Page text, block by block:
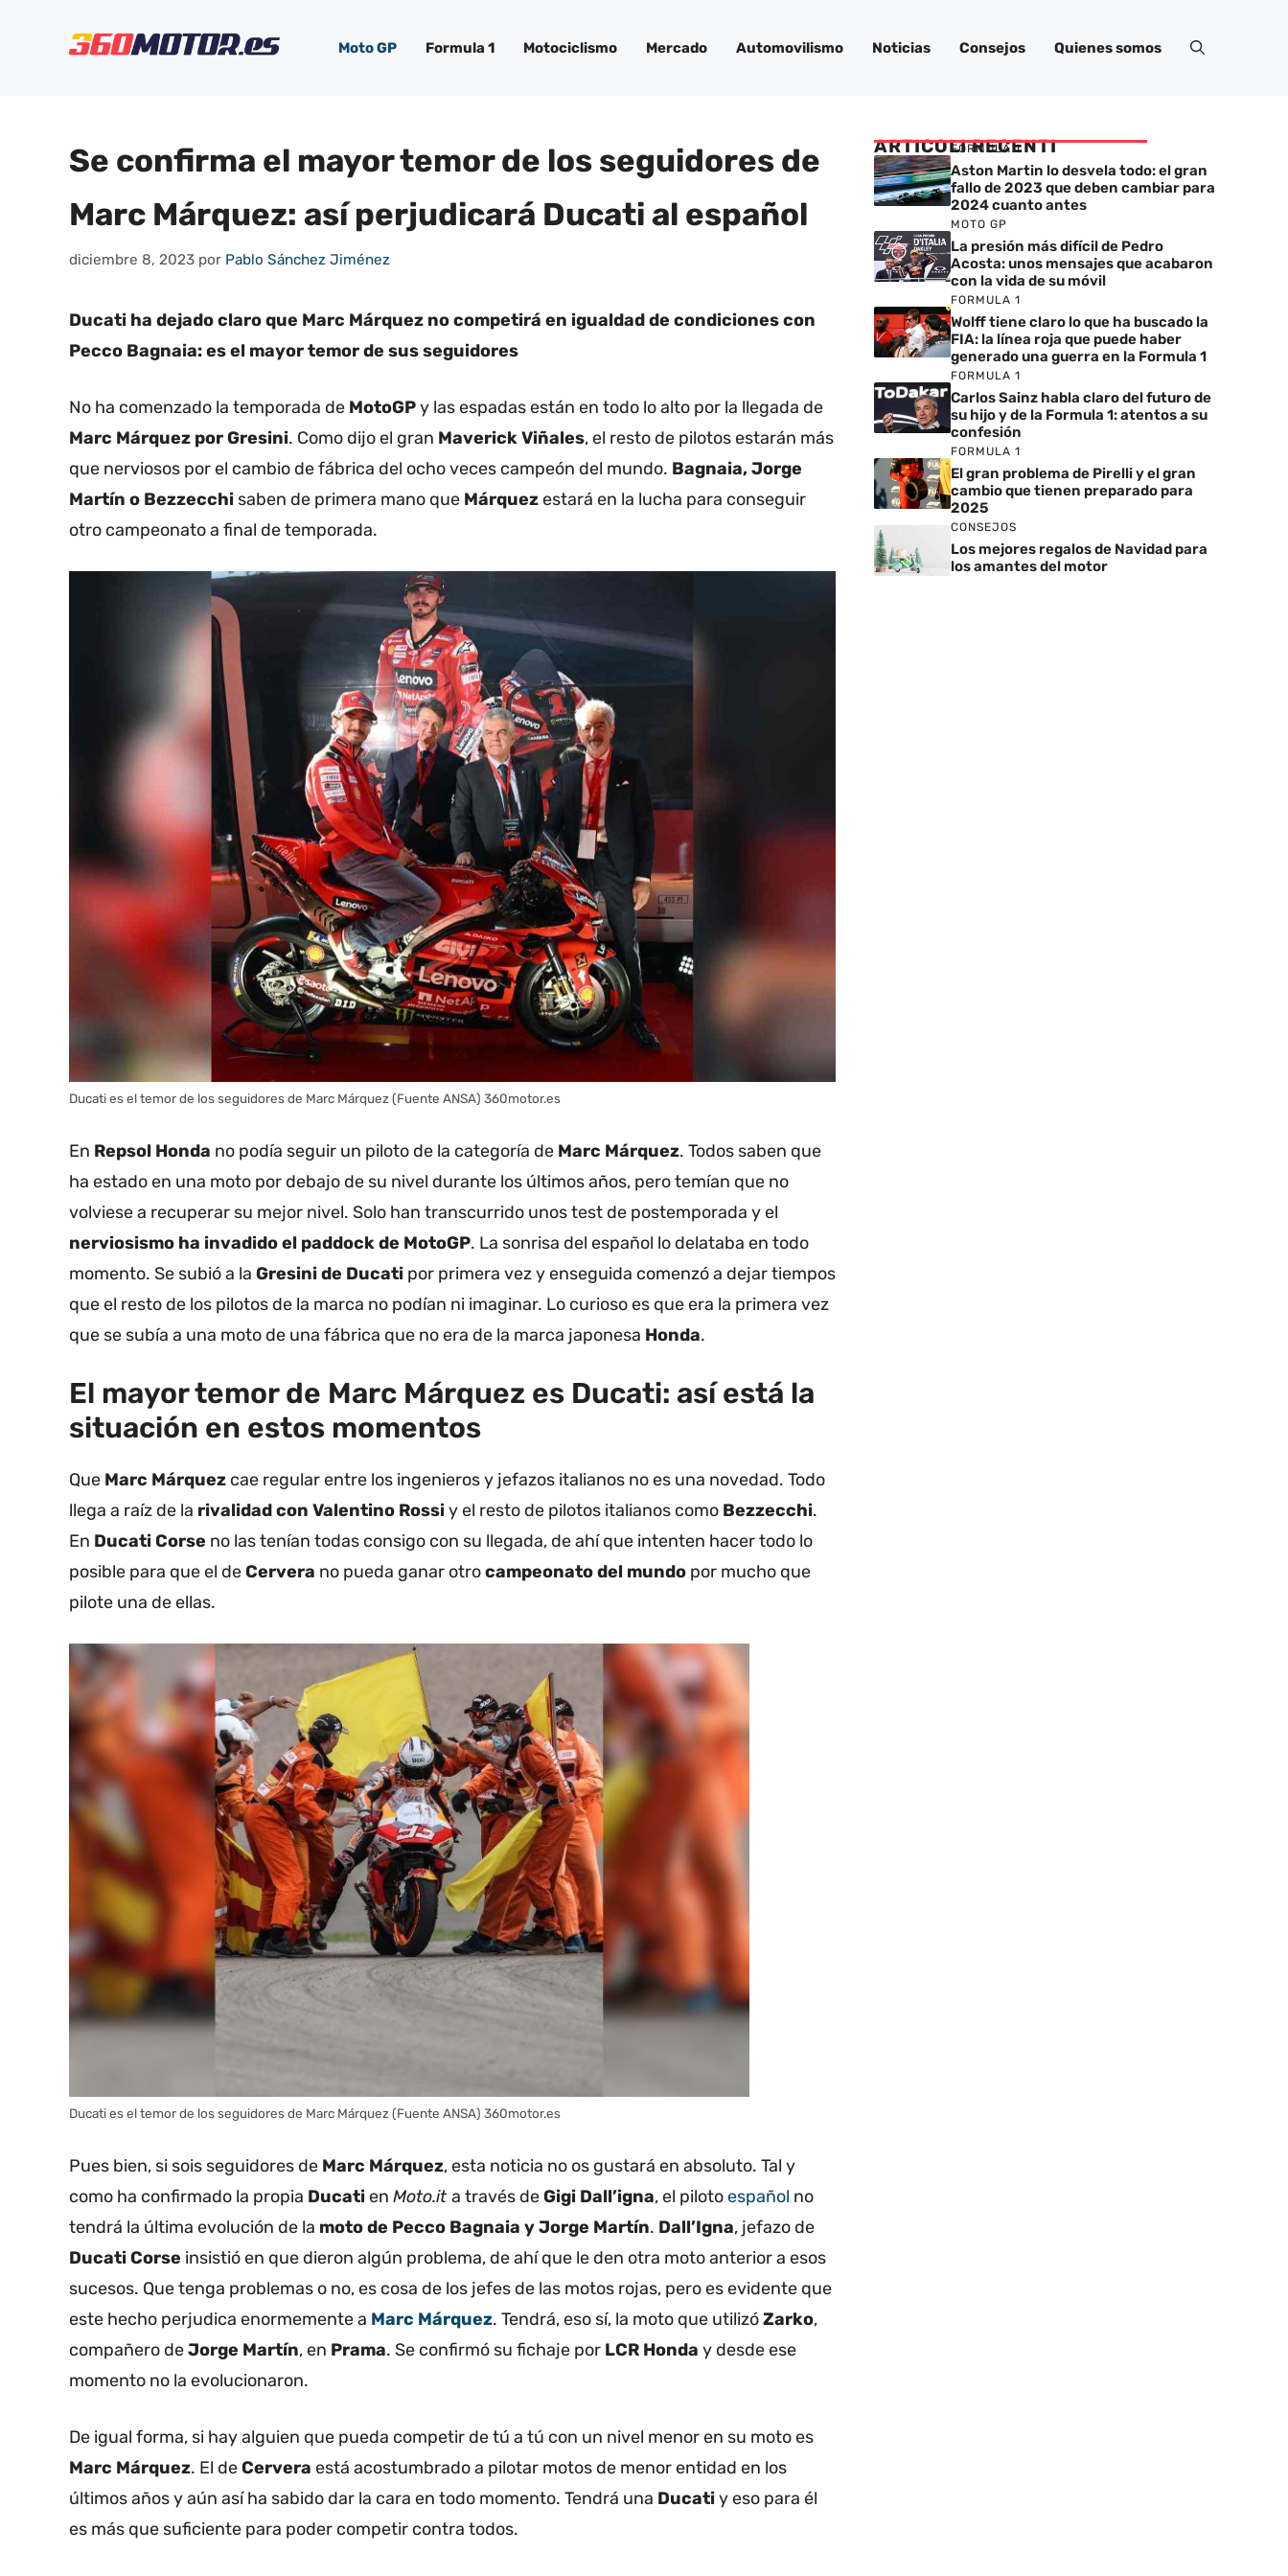
Moto GP Formula 1 Motociclismo Mercado Automovilismo Noticias Consejos Quienes somos
Se confirma el mayor temor de los seguidores de
Marc Márquez: así perjudicará Ducati al español
diciembre 8, 2023 por Pablo Sánchez Jiménez
Ducati ha dejado claro que Marc Márquez no competirá en igualdad de condiciones con
Pecco Bagnaia: es el mayor temor de sus seguidores
No ha comenzado la temporada de MotoGPy las espadas están en todo lo alto por la llegada de
Marc Márquez por Gresini. Como dijo el gran Maverick Viñales, el resto de pilotos estarán más
que nerviosos por el cambio de fábrica del ocho veces campeón del mundo. Bagnaia, Jorge
Martín o Bezzecchi saben de primera mano que Márquezestará en la lucha para conseguir
otro campeonato a final de temporada.
Ducati es el temor de los seguidores de Marc Márquez (Fuente ANSA) 360motor.es
En Repsol Honda no podía seguir un piloto de la categoría de Marc Márquez. Todos saben que
ha estado en una moto por debajo de su nivel durante los últimos años, pero temían que no
volviese a recuperar su mejor nivel. Solo han transcurrido unos test de postemporada y el
nerviosismo ha invadido el paddock de MotoGP. La sonrisa del español lo delataba en todo
momento. Se subió a la Gresini de Ducati por primera vez y enseguida comenzó a dejar tiempos
que el resto de los pilotos de la marca no podían ni imaginar. Lo curioso es que era la primera vez
que se subía a una moto de una fábrica que no era de la marca japonesa Honda.
El mayor temor de Marc Márquez es Ducati: así está la
situación en estos momentos
Que Marc Márquez cae regular entre los ingenieros y jefazos italianos no es una novedad. Todo
llega a raíz de la rivalidad con Valentino Rossi y el resto de pilotos italianos como Bezzecchi.
En Ducati Corse no las tenían todas consigo con su llegada, de ahí que intenten hacer todo lo
posible para que el deCervera no pueda ganar otrocampeonato del mundo por mucho que
pilote una de ellas.
Ducati es el temor de los seguidores de Marc Márquez (Fuente ANSA) 360motor.es
Pues bien, si sois seguidores de Marc Márquez, esta noticia no os gustará en absoluto. Tal y
como ha confirmado la propia Ducati en Moto.it a través deGigi Dall’igna, el pilotoespañol no
tendrá la última evolución de la moto de Pecco Bagnaia y Jorge Martín. Dall’Igna, jefazo de
Ducati Corse insistió en que dieron algún problema, de ahí que le den otra moto anterior a esos
sucesos. Que tenga problemas o no, es cosa de los jefes de las motos rojas, pero es evidente que
este hecho perjudica enormemente a Marc Márquez. Tendrá, eso sí, la moto que utilizóZarko,
compañero deJorge Martín, en Prama. Se confirmó su fichaje por LCR Honda y desde ese
momento no la evolucionaron.
De igual forma, si hay alguien que pueda competir de tú a tú con un nivel menor en su moto es
Marc Márquez. El deCervera está acostumbrado a pilotar motos de menor entidad en los
últimos años y aún así ha sabido dar la cara en todo momento. Tendrá una Ducati y eso para él
es más que suficiente para poder competir contra todos.
ARTICOLI RECENTI
FORMULA 1
Aston Martin lo desvela todo: el gran
fallo de 2023 que deben cambiar para
2024 cuanto antes
MOTO GP
La presión más difícil de Pedro
Acosta: unos mensajes que acabaron
con la vida de su móvil
FORMULA 1
Wolff tiene claro lo que ha buscado la
FIA: la línea roja que puede haber
generado una guerra en la Formula 1
FORMULA 1
Carlos Sainz habla claro del futuro de
su hijo y de la Formula 1: atentos a su
confesión
FORMULA 1
El gran problema de Pirelli y el gran
cambio que tienen preparado para
2025
CONSEJOS
Los mejores regalos de Navidad para
los amantes del motor